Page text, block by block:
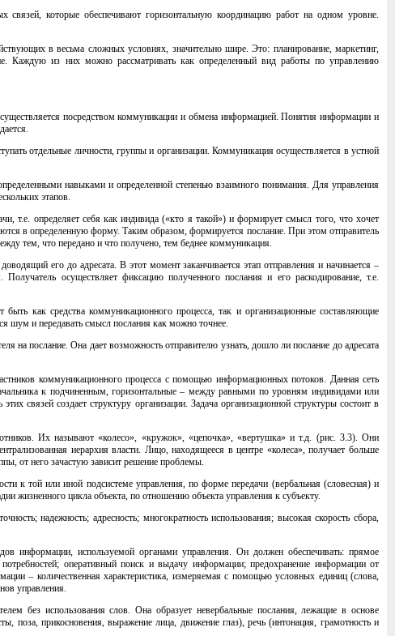
связей, которые обеспечивают горизонтальную координацию работ на одном уровне.
в весьма сложных условиях, значительно шире. Это: планирование, маркетинг,
Каждую из них можно рассматривать как определенный вид работы по управлению
посредством коммуникации и обмена информацией. Понятия информации и
отдельные личности, группы и организации. Коммуникация осуществляется в устной
навыками и определенной степенью взаимного понимания. Для управления
этапов.
т.е. определяет себя как индивида («кто я такой») и формирует смысл того, что хочет
в определенную форму. Таким образом, формируется послание. При этом отправитель
тем, что передано и что получено, тем беднее коммуникация.
его до адресата. В этот момент заканчивается этап отправления и начинается –
осуществляет фиксацию полученного послания и его раскодирование, т.е.
как средства коммуникационного процесса, так и организационные составляющие
шум и передавать смысл послания как можно точнее.
на послание. Она дает возможность отправителю узнать, дошло ли послание до адресата
коммуникационного процесса с помощью информационных потоков. Данная сеть
к подчиненным, горизонтальные – между равными по уровням индивидами или
связей создает структуру организации. Задача организационной структуры состоит в
Их называют «колесо», «кружок», «цепочка», «вертушка» и т.д. (рис. 3.3). Они
иерархия власти. Лицо, находящееся в центре «колеса», получает больше
от него зачастую зависит решение проблемы.
к той или иной подсистеме управления, по форме передачи (вербальная (словесная) и
жизненного цикла объекта, по отношению объекта управления к субъекту.
надежность; адресность; многократность использования; высокая скорость сбора,
информации, используемой органами управления. Он должен обеспечивать: прямое
оперативный поиск и выдачу информации; предохранение информации от
– количественная характеристика, измеряемая с помощью условных единиц (слова,
управления.
без использования слов. Она образует невербальные послания, лежащие в основе
прикосновения, выражение лица, движение глаз), речь (интонация, грамотность и